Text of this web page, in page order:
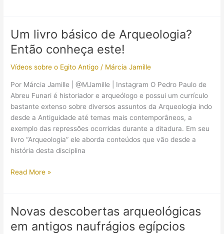
primeira
pirâmide
Egito
já
esteve
ameaçada
de
destruição?
Um livro básico de Arqueologia?
Então conheça este!
Vídeos sobre o Egito Antigo / Márcia Jamille
Por Márcia Jamille | @MJamille | Instagram O Pedro Paulo de
Abreu Funari é historiador e arqueólogo e possui um currículo
bastante extenso sobre diversos assuntos da Arqueologia indo
desde a Antiguidade até temas mais contemporâneos, a
exemplo das repressões ocorridas durante a ditadura. Em seu
livro “Arqueologia” ele aborda conteúdos que vão desde a
história desta disciplina
Um
Arqueologia?
Então
Read More »
Novas descobertas arqueológicas
em antigos naufrágios egípcios